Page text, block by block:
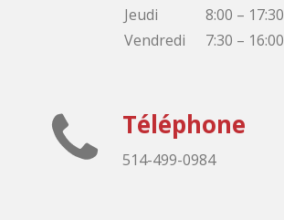
Jeudi
Vendredi
8:00 – 17:30
7:30 – 16:00
Téléphone
514-499-0984